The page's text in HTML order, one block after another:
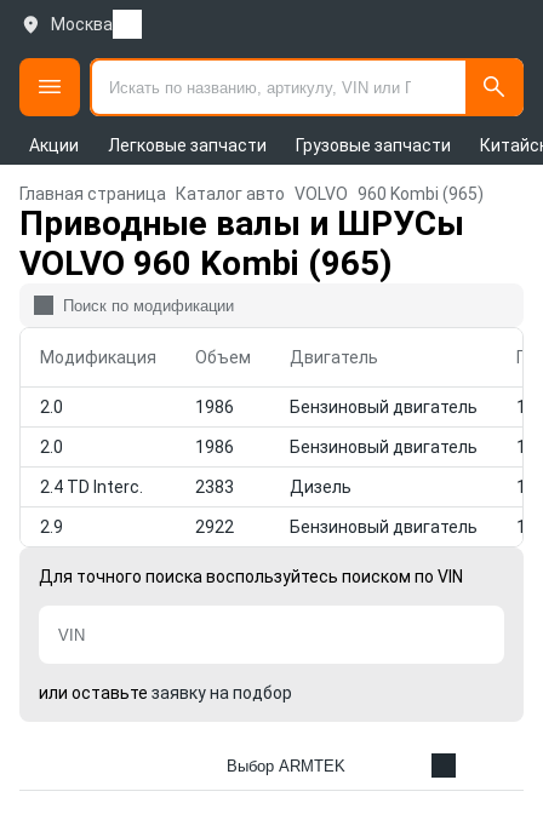
Москва
Акции Легковые запчасти Грузовые запчасти
Главная страница Каталог авто VOLVO 960 Kombi (965)
Приводные валы и ШРУСы
VOLVO 960 Kombi (965)
Модификация Объем Двигатель
2.0 1986 Бензиновый двигатель
2.0 1986 Бензиновый двигатель
2.4 TD Interc. 2383 Дизель
2.9 2922 Бензиновый двигатель
Для точного поиска воспользуйтесь поиском по VIN
или оставьте заявку на подбор
Выбор ARMTEK